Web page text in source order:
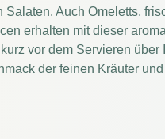
Auch Omeletts,
erhalten mit dieser
vor dem Servieren
der feinen Kräuter